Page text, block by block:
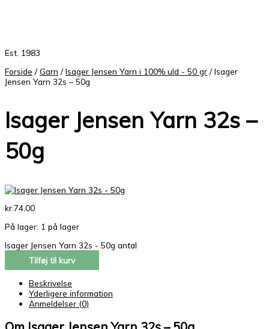
Est. 1983
Forside / Garn / Isager Jensen Yarn i 100% uld - 50 gr / Isager
Jensen Yarn 32s – 50g
Isager Jensen Yarn 32s –
50g
kr.74,00
På lager: 1 på lager
Isager Jensen Yarn 32s - 50g antal
Tilføj til kurv
Beskrivelse
Yderligere information
Anmeldelser (0)